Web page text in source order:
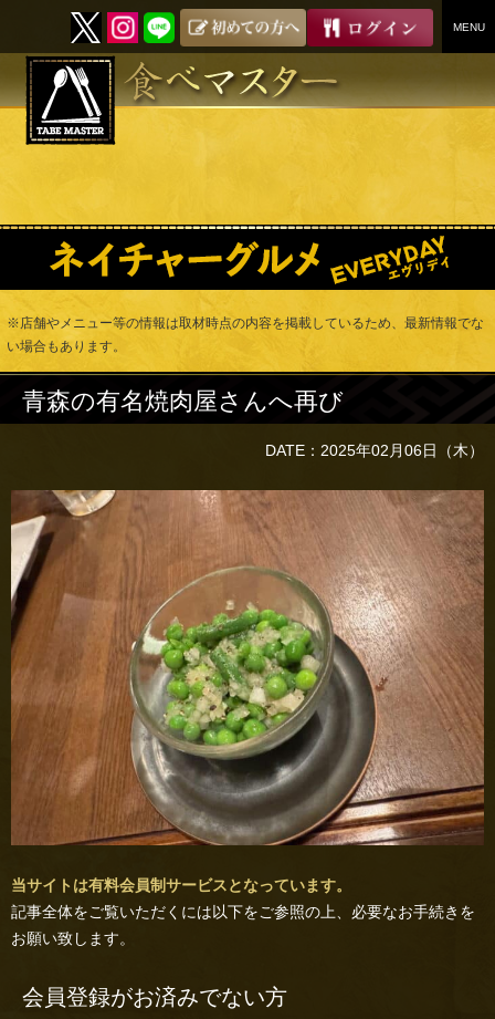
MENU
SKIP
※店舗やメニュー等の情報は取材時点の内容を掲載しているため、最新情報でな
い場合もあります。
青森の有名焼肉屋さんへ再び
DATE：2025年02月06日（木）
当サイトは有料会員制サービスとなっています。
記事全体をご覧いただくには以下をご参照の上、必要なお手続きを
お願い致します。
会員登録がお済みでない方